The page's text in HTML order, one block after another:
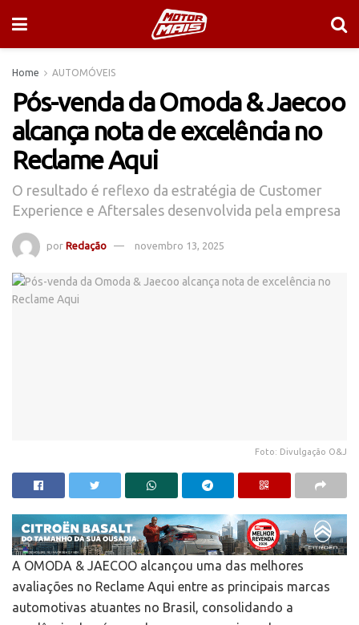
Home AUTOMÓVEIS
Pós-venda da Omoda & Jaecoo
alcança nota de excelência no
Reclame Aqui
O resultado é reflexo da estratégia de Customer
Experience e Aftersales desenvolvida pela empresa
por Redação novembro 13, 2025
Foto: Divulgação O&J
A OMODA & JAECOO alcançou uma das melhores
avaliações no Reclame Aqui entre as principais marcas
automotivas atuantes no Brasil, consolidando a